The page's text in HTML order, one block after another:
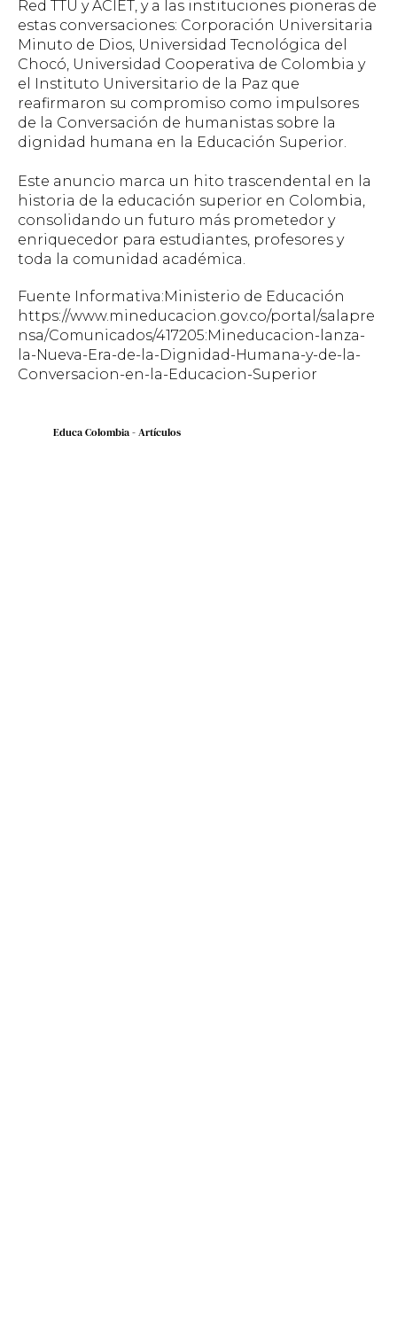
Red TTU y ACIET, y a las instituciones pioneras de
estas conversaciones: Corporación Universitaria
Minuto de Dios, Universidad Tecnológica del
Chocó, Universidad Cooperativa de Colombia y
el Instituto Universitario de la Paz que
reafirmaron su compromiso como impulsores
de la Conversación de humanistas sobre la
dignidad humana en la Educación Superior.
Este anuncio marca un hito trascendental en la
historia de la educación superior en Colombia,
consolidando un futuro más prometedor y
enriquecedor para estudiantes, profesores y
toda la comunidad académica.
Fuente Informativa:Ministerio de Educación
https://www.mineducacion.gov.co/portal/salapre
nsa/Comunicados/417205:Mineducacion-lanza-
la-Nueva-Era-de-la-Dignidad-Humana-y-de-la-
Conversacion-en-la-Educacion-Superior
Educa Colombia - Artículos